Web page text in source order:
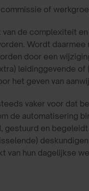
commissie of
van de complexiteit
Wordt
door een
leidinggevende
het geven van
vaker voor dat
de automatisering
gestuurd en
van hun dagelijkse